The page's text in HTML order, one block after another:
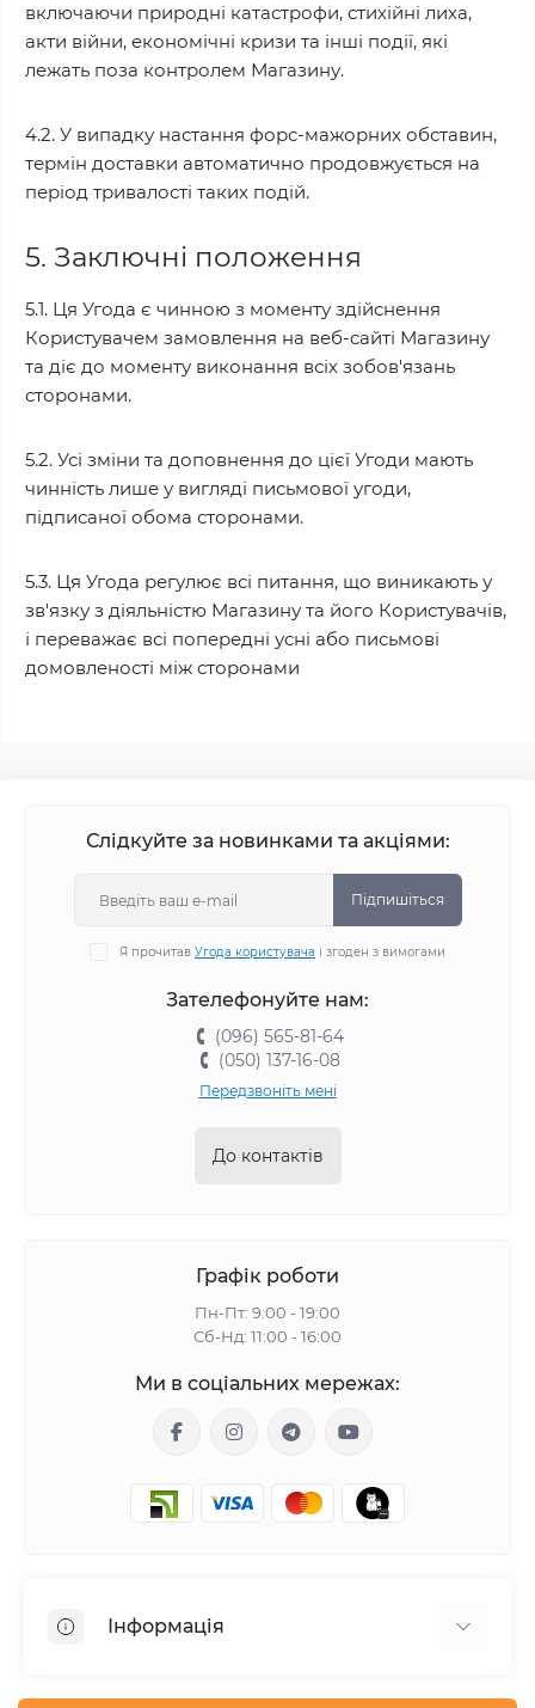
включаючи природні катастрофи, стихійні лиха,
акти війни, економічні кризи та інші події, які
лежать поза контролем Магазину.
4.2. У випадку настання форс-мажорних обставин,
термін доставки автоматично продовжується на
період тривалості таких подій.
5. Заключні положення
5.1. Ця Угода є чинною з моменту здійснення
Користувачем замовлення на веб-сайті Магазину
та діє до моменту виконання всіх зобов'язань
сторонами.
5.2. Усі зміни та доповнення до цієї Угоди мають
чинність лише у вигляді письмової угоди,
підписаної обома сторонами.
5.3. Ця Угода регулює всі питання, що виникають у
зв'язку з діяльністю Магазину та його Користувачів,
і переважає всі попередні усні або письмові
домовленості між сторонами
Слідкуйте за новинками та акціями:
Підпишіться
Я прочитав Угода користувача і згоден з вимогами
Зателефонуйте нам:
(096) 565-81-64
(050) 137-16-08
Передзвоніть мені
До контактів
Графік роботи
Пн-Пт: 9:00 - 19:00
Сб-Нд: 11:00 - 16:00
Ми в соціальних мережах:
Інформація